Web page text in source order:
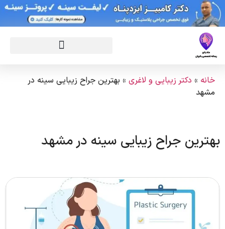
خانه » دکتر زیبایی و لاغری » بهترین جراح زیبایی سینه در
مشهد
بهترین جراح زیبایی سینه در مشهد